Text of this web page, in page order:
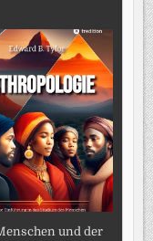
und der